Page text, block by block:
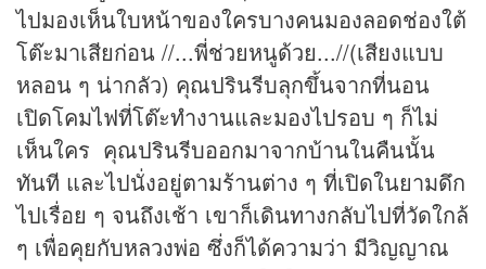
ไปมองเห็นใบหน้าของใครบางคนมองลอดช่องใต้
โต๊ะมาเสียก่อน //...พี่ช่วยหนูด้วย...//(เสียงแบบ
หลอน ๆ น่ากลัว) คุณปรินรีบลุกขึ้นจากที่นอน
เปิดโคมไฟที่โต๊ะทำงานและมองไปรอบ ๆ ก็ไม่
เห็นใคร คุณปรินรีบออกมาจากบ้านในคืนนั้น
ทันที และไปนั่งอยู่ตามร้านต่าง ๆ ที่เปิดในยามดึก
ไปเรื่อย ๆ จนถึงเช้า เขาก็เดินทางกลับไปที่วัดใกล้
ๆ เพื่อคุยกับหลวงพ่อ ซึ่งก็ได้ความว่า มีวิญญาณ